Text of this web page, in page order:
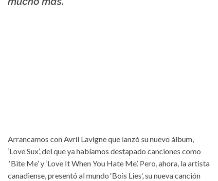
Arrancamos con Avril Lavigne que lanzó su nuevo álbum,
‘Love Sux’, del que ya habíamos destapado canciones como
‘Bite Me’ y ‘Love It When You Hate Me’. Pero, ahora, la artista
canadiense, presentó al mundo ‘Bois Lies’, su nueva canción